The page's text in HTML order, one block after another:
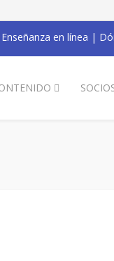
Enseñanza en línea |